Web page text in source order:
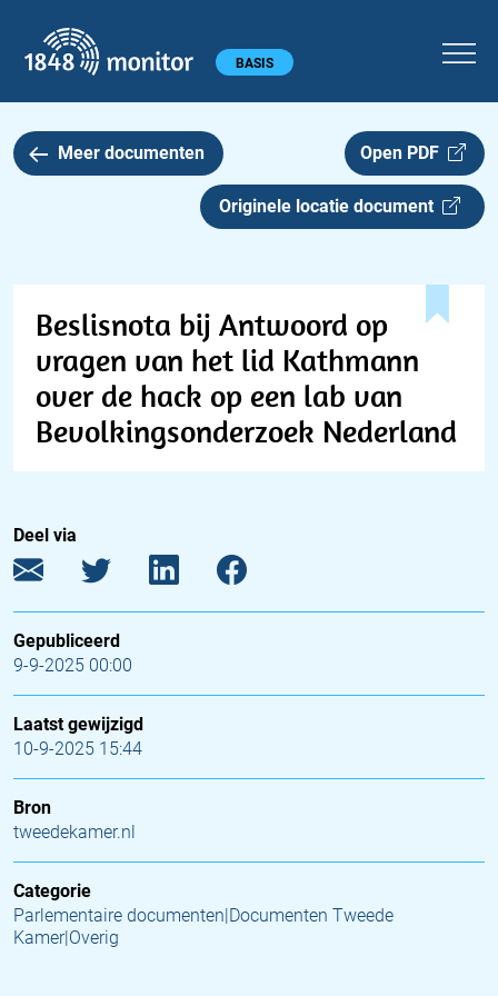
Hoofdmenu BASIS
Meer documenten Open PDF
Originele locatie document
Beslisnota bij Antwoord op
vragen van het lid Kathmann
over de hack op een lab van
Bevolkingsonderzoek Nederland
Deel via
Gepubliceerd
9-9-2025 00:00
Laatst gewijzigd
10-9-2025 15:44
Bron
tweedekamer.nl
Categorie
Parlementaire documenten|Documenten Tweede
Kamer|Overig